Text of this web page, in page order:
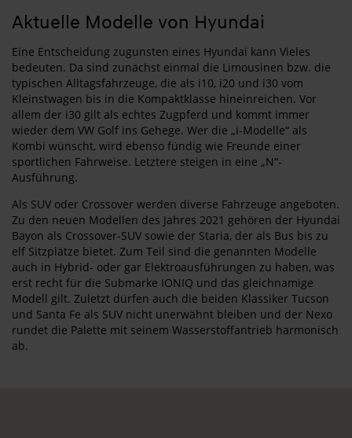
Aktuelle Modelle von Hyundai
Eine Entscheidung zugunsten eines Hyundai kann Vieles
bedeuten. Da sind zunächst einmal die Limousinen bzw. die
typischen Alltagsfahrzeuge, die als i10, i20 und i30 vom
Kleinstwagen bis in die Kompaktklasse hineinreichen. Vor
allem der i30 gilt als echtes Zugpferd und kommt immer
wieder dem VW Golf ins Gehege. Wer die „i-Modelle“ als
Kombi wünscht, wird ebenso fündig wie Freunde einer
sportlichen Fahrweise. Letztere steigen in eine „N“-
Ausführung.
Als SUV oder Crossover werden diverse Fahrzeuge angeboten.
Zu den neuen Modellen des Jahres 2021 gehören der Hyundai
Bayon als Crossover-SUV sowie der Staria, der als Bus bis zu
elf Sitzplätze bietet. Zum Teil sind die genannten Modelle
auch in Hybrid- oder gar Elektroausführungen zu haben, was
erst recht für die Submarke IONIQ und das gleichnamige
Modell gilt. Zuletzt dürfen auch die beiden Klassiker Tucson
und Santa Fe als SUV nicht unerwähnt bleiben und der Nexo
rundet die Palette mit seinem Wasserstoffantrieb harmonisch
ab.